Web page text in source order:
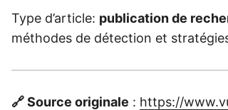
Type d’article: publication de
méthodes de détection et
🔗 Source originale : https://